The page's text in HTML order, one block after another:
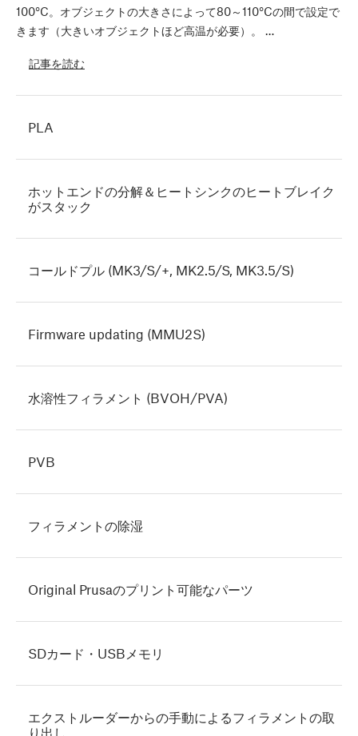
100°C。オブジェクトの大きさによって80～110°Cの間で設定で
きます（大きいオブジェクトほど高温が必要）。 …
記事を読む
PLA
ホットエンドの分解＆ヒートシンクのヒートブレイク
がスタック
コールドプル (MK3/S/+, MK2.5/S, MK3.5/S)
Firmware updating (MMU2S)
水溶性フィラメント (BVOH/PVA)
PVB
フィラメントの除湿
Original Prusaのプリント可能なパーツ
SDカード・USBメモリ
エクストルーダーからの手動によるフィラメントの取
り出し